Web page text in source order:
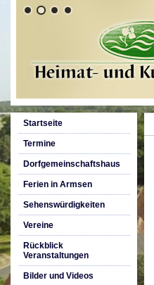
Startseite
Termine
Dorfgemeinschaftshaus
Ferien in Armsen
Sehenswürdigkeiten
Vereine
Rückblick
Veranstaltungen
Bilder und Videos